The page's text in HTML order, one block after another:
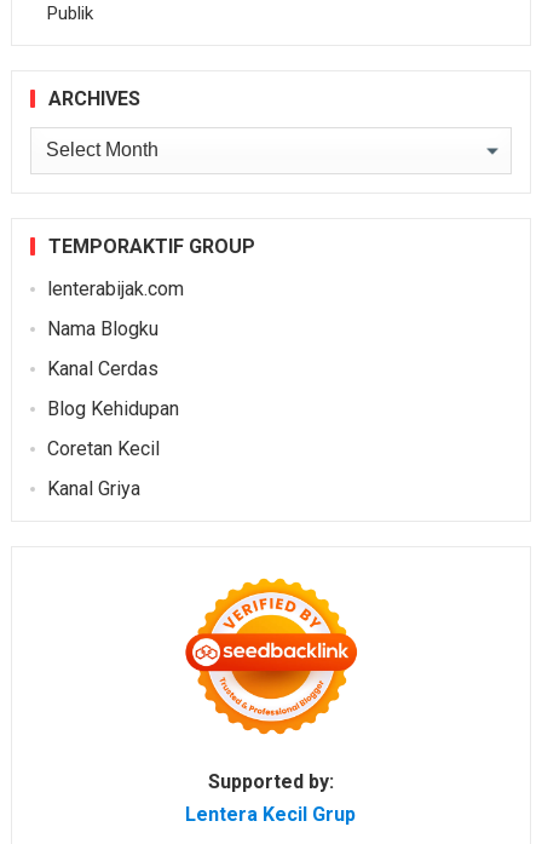
Publik
ARCHIVES
Archives
TEMPORAKTIF GROUP
lenterabijak.com
Nama Blogku
Kanal Cerdas
Blog Kehidupan
Coretan Kecil
Kanal Griya
Supported by:
Lentera Kecil Grup